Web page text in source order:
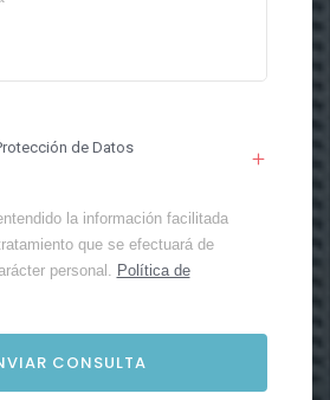
de Datos
la información facilitada
que se efectuará de
personal. Política de